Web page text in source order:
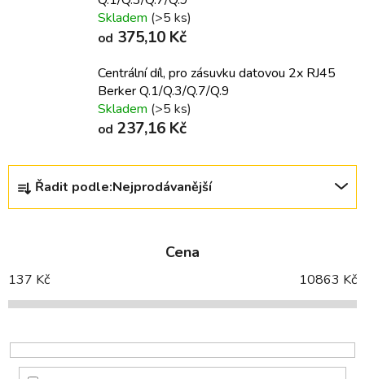
Skladem (>5 ks)
od 375,10 Kč
Centrální díl, pro zásuvku datovou 2x RJ45
Berker Q.1/Q.3/Q.7/Q.9
Skladem (>5 ks)
od 237,16 Kč
Ř
z
í
p
o
d
Řadit podle:Nejprodávanější
Cena
137 Kč 10863 Kč